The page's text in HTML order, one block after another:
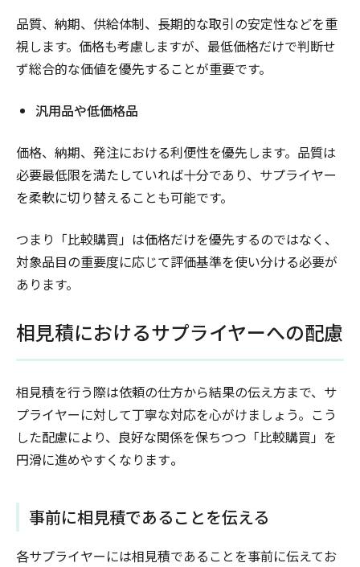
品質、納期、供給体制、長期的な取引の安定性などを重
視します。価格も考慮しますが、最低価格だけで判断せ
ず総合的な価値を優先することが重要です。
汎用品や低価格品
価格、納期、発注における利便性を優先します。品質は
必要最低限を満たしていれば十分であり、サプライヤー
を柔軟に切り替えることも可能です。
つまり「比較購買」は価格だけを優先するのではなく、
対象品目の重要度に応じて評価基準を使い分ける必要が
あります。
相見積におけるサプライヤーへの配慮
相見積を行う際は依頼の仕方から結果の伝え方まで、サ
プライヤーに対して丁寧な対応を心がけましょう。こう
した配慮により、良好な関係を保ちつつ「比較購買」を
円滑に進めやすくなります。
事前に相見積であることを伝える
各サプライヤーには相見積であることを事前に伝えてお